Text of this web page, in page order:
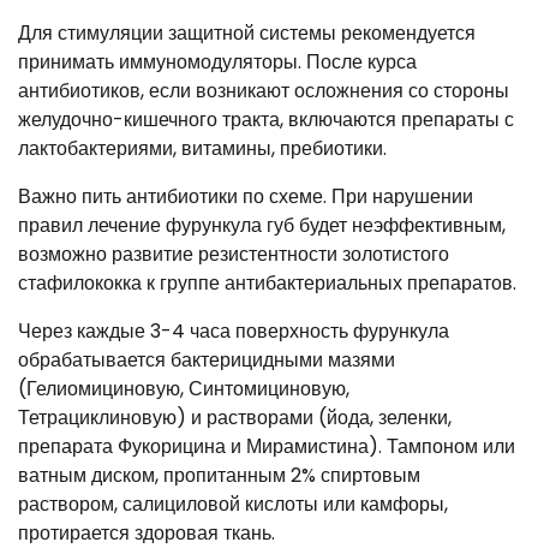
Для стимуляции защитной системы рекомендуется
принимать иммуномодуляторы. После курса
антибиотиков, если возникают осложнения со стороны
желудочно-кишечного тракта, включаются препараты с
лактобактериями, витамины, пребиотики.
Важно пить антибиотики по схеме. При нарушении
правил лечение фурункула губ будет неэффективным,
возможно развитие резистентности золотистого
стафилококка к группе антибактериальных препаратов.
Через каждые 3-4 часа поверхность фурункула
обрабатывается бактерицидными мазями
(Гелиомициновую, Синтомициновую,
Тетрациклиновую) и растворами (йода, зеленки,
препарата Фукорицина и Мирамистина). Тампоном или
ватным диском, пропитанным 2% спиртовым
раствором, салициловой кислоты или камфоры,
протирается здоровая ткань.